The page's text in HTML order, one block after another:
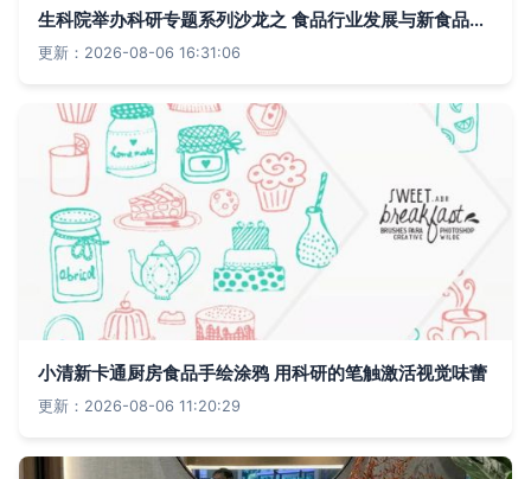
生科院举办科研专题系列沙龙之 食品行业发展与新食品原料申报讲座
更新：2026-08-06 16:31:06
小清新卡通厨房食品手绘涂鸦 用科研的笔触激活视觉味蕾
更新：2026-08-06 11:20:29